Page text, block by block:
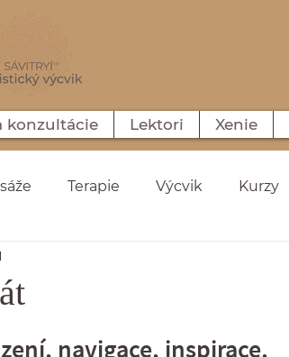
konzultácie Lektori Xenie
Terapie Výcvik Kurzy
navigace, inspirace,